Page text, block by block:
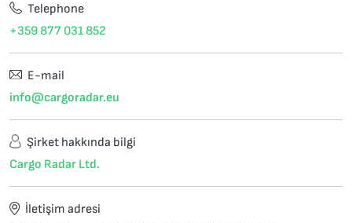
Telephone
+359 877 031 852
E-mail
info@cargoradar.eu
Şirket hakkında bilgi
Cargo Radar Ltd.
İletişim adresi